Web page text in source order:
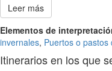
Leer más
Elementos de
invernales, Puertos o pastos
Itinerarios en los que